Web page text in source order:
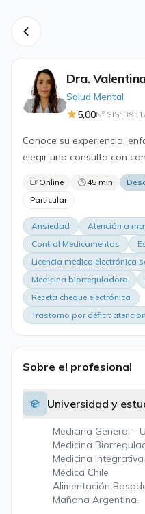
Dra.
Salud Mental
5,00Nº SIS:
Conoce su experiencia,
elegir una consulta con
Online 45 min
Particular
Ansiedad
Atención a
Control Medicamentos
Licencia médica electrónica
Medicina biorreguladora
Receta cheque electrónica
Trastorno por déficit
Sobre el profesional
Universidad y
Medicina General -
Medicina
Medicina
Médica Chile
Alimentación
Mañana Argentina.